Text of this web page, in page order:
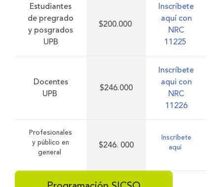
Estudiantes
de pregrado
y posgrados
UPB
$200.000
Inscríbete
aquí con
NRC
11225
Docentes
UPB
$246.000
Inscríbete
aqui con
NRC
11226
Profesionales
y público en
general
$246. 000
Inscríbete
aquí